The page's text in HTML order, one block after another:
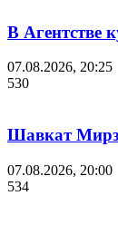
В Агентстве
07.08.2026, 20:25
530
Шавкат
07.08.2026, 20:00
534